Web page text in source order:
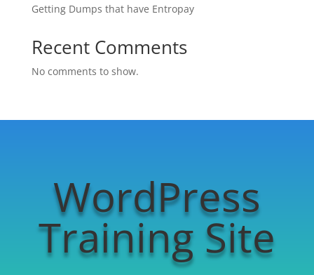
Getting Dumps that have Entropay
Recent Comments
No comments to show.
WordPress
Training Site